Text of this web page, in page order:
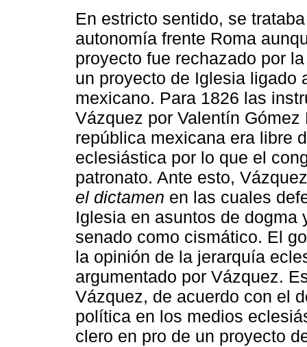
En estricto sentido, se
autonomía frente Roma
proyecto fue rechazado por
un proyecto de Iglesia ligado
mexicano. Para 1826 las
Vázquez por Valentín
república mexicana era libre
eclesiástica por lo que el
patronato. Ante esto,
el dictamen en las cuales
Iglesia en asuntos de
senado como cismático. El
la opinión de la jerarquía
argumentado por Vázquez.
Vázquez, de acuerdo con el
política en los medios
clero en pro de un proyecto